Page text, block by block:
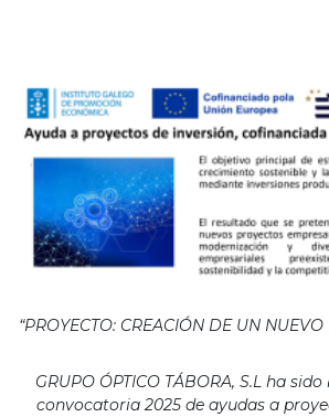
“PROYECTO: CREACIÓN DE UN
GRUPO ÓPTICO TÁBORA, S.L ha
convocatoria 2025 de ayudas a